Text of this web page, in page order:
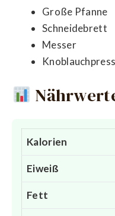
Große Pfanne
Schneidebrett
Messer
Kalorien
Eiweiß
Fett